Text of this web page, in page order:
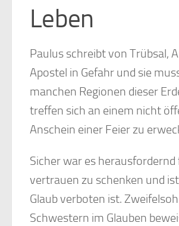
Leben
Paulus schreibt von Trübsal,
Apostel in Gefahr und sie
manchen Regionen dieser
treffen sich an einem nicht
Anschein einer Feier zu
Sicher war es
vertrauen zu schenken und
Glaub verboten ist.
Schwestern im Glauben